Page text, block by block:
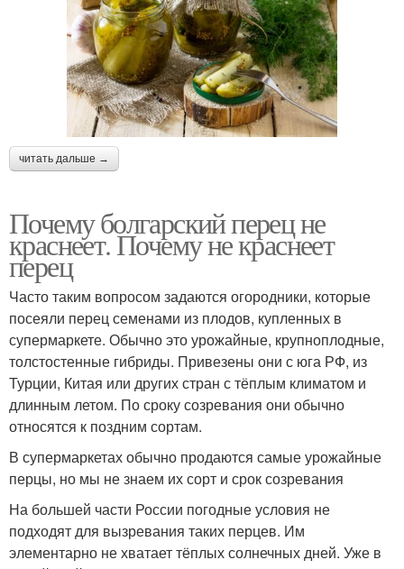
читать дальше →
Почему болгарский перец не
краснеет. Почему не краснеет
перец
Часто таким вопросом задаются огородники, которые
посеяли перец семенами из плодов, купленных в
супермаркете. Обычно это урожайные, крупноплодные,
толстостенные гибриды. Привезены они с юга РФ, из
Турции, Китая или других стран с тёплым климатом и
длинным летом. По сроку созревания они обычно
относятся к поздним сортам.
В супермаркетах обычно продаются самые урожайные
перцы, но мы не знаем их сорт и срок созревания
На большей части России погодные условия не
подходят для вызревания таких перцев. Им
элементарно не хватает тёплых солнечных дней. Уже в